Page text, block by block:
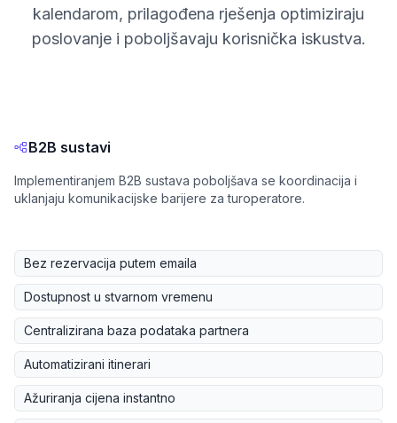
kalendarom, prilagođena rješenja optimiziraju
poslovanje i poboljšavaju korisnička iskustva.
B2B sustavi
Implementiranjem B2B sustava poboljšava se koordinacija i
uklanjaju komunikacijske barijere za turoperatore.
Bez rezervacija putem emaila
Dostupnost u stvarnom vremenu
Centralizirana baza podataka partnera
Automatizirani itinerari
Ažuriranja cijena instantno